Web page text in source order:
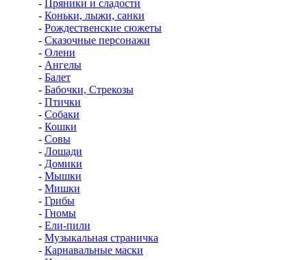
- Пряники и сладости
- Коньки, лыжи, санки
- Рождественские сюжеты
- Сказочные персонажи
- Олени
- Ангелы
- Балет
- Бабочки, Стрекозы
- Птички
- Собаки
- Кошки
- Совы
- Лошади
- Домики
- Мышки
- Мишки
- Грибы
- Гномы
- Ели-пили
- Музыкальная страничка
- Карнавальные маски